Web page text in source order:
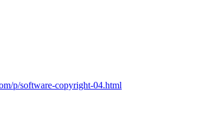
p/software-copyright-04.html